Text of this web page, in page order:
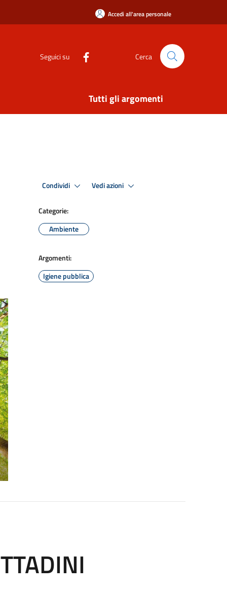
Accedi all'area personale
Seguici su Cerca
Tutti gli argomenti
Condividi Vedi azioni
Categorie:
Ambiente
Argomenti:
Igiene pubblica